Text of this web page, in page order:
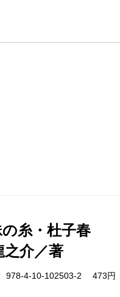
糸・杜子春
之介／著
978-4-10-102503-2 473円